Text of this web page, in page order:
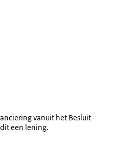
vanuit het Besluit
een lening.